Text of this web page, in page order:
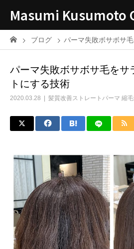
Masumi Kusumoto
ブログ パーマ失敗ボサボサ毛をサ
パーマ失敗ボサボサ毛をサ
トにする技術
2020.03.28 髪質改善ストレートパーマ 縮